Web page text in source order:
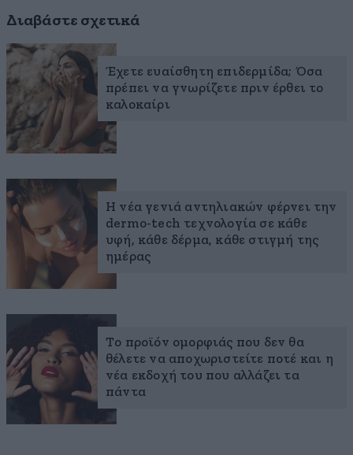
Διαβάστε σχετικά
Έχετε ευαίσθητη επιδερμίδα; Όσα
πρέπει να γνωρίζετε πριν έρθει το
καλοκαίρι
Η νέα γενιά αντηλιακών φέρνει την
dermo-tech τεχνολογία σε κάθε
υφή, κάθε δέρμα, κάθε στιγμή της
ημέρας
Το προϊόν ομορφιάς που δεν θα
θέλετε να αποχωριστείτε ποτέ και η
νέα εκδοχή του που αλλάζει τα
πάντα